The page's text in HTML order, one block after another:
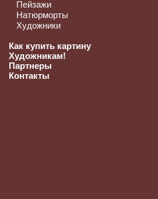
Пейзажи
Натюрморты
Художники
Как купить картину
Художникам!
Партнеры
Контакты